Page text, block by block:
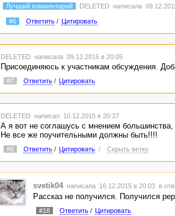
Лучший комментарий DELETED написала
#6 Ответить/ Цитировать
DELETED написала 09.12.2015 в 20:05
Присоединяюсь к участникам обсуждения.
#7 Ответить/ Цитировать
DELETED написал 10.12.2015 в 20:37
А я вот не соглашусь с мнением большинства,
Не все же поучительными должны быть!!!!
#8 Ответить/ Цитировать / Скрыть ветку
svetik04 написала 16.12.2015 в 20:03 в
Рассказ не получился. Получился
#18 Ответить/ Цитировать